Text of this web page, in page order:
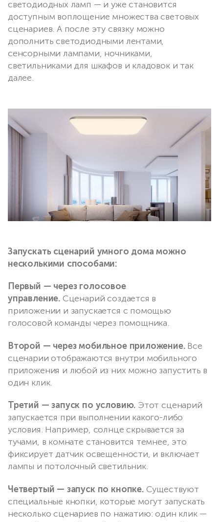
светодиодных ламп — и уже становится
доступным воплощение множества световых
сценариев. А после эту связку можно
дополнить светодиодными лентами,
сенсорными лампами, ночниками,
светильниками для шкафов и кладовок и так
далее.
Запускать сценарий умного дома можно
несколькими способами:
Первый — через голосовое
управление. Сценарий создается в
приложении и запускается с помощью
голосовой команды через помощника.
Второй — через мобильное приложение.Все
сценарии отображаются внутри мобильного
приложения и любой из них можно запустить в
один клик.
Третий — запуск по условию. Этот сценарий
запускается при выполнении какого-либо
условия. Например, солнце скрывается за
тучами, в комнате становится темнее, это
фиксирует датчик освещенности, и включает
лампы и потолочный светильник.
Четвертый — запуск по кнопке.Существуют
специальные кнопки, которые могут запускать
несколько сценариев по нажатию: один клик —